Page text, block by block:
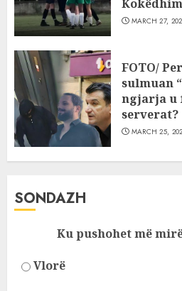
MARCH 27,
FOTO/
sulmuan
ngjarja u
serverat?
MARCH 25,
SONDAZH
Ku pushohet më
Vlorë